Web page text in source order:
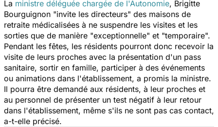
La ministre déléguée chargée de l'Autonomie, Brigitte
Bourguignon "invite les directeurs" des maisons de
retraite médicalisées à ne suspendre les visites et les
sorties que de manière "exceptionnelle" et "temporaire".
Pendant les fêtes, les résidents pourront donc recevoir la
visite de leurs proches avec la présentation d'un pass
sanitaire, sortir en famille, participer à des événements
ou animations dans l'établissement, a promis la ministre.
Il pourra être demandé aux résidents, à leur proches et
au personnel de présenter un test négatif à leur retour
dans l'établissement, même s'ils ne sont pas cas contact,
a-t-elle précisé.